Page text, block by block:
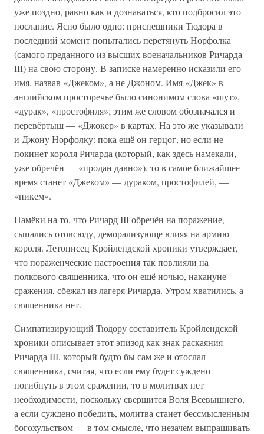
уже поздно, равно как и дознаваться, кто подбросил это
послание. Ясно было одно: приспешники Тюдора в
последний момент попытались перетянуть Норфолка
(самого преданного из высших военачальников Ричарда
III) на свою сторону. В записке намеренно исказили его
имя, назвав «Джеком», а не Джоном. Имя «Джек» в
английском просторечье было синонимом слова «шут»,
«дурак», «простофиля»; этим же словом обозначался и
перевёртыш — «Джокер» в картах. На это же указывали
и Джону Норфолку: пока ещё он герцог, но если не
покинет короля Ричарда (который, как здесь намекали,
уже обречён — «продан давно»), то в самое ближайшее
время станет «Джеком» — дураком, простофилей, —
«никем».
Намёки на то, что Ричард III обречён на поражение,
сыпались отовсюду, деморализующе влияя на армию
короля. Летописец Кройлендской хроники утверждает,
что пораженческие настроения так повлияли на
полкового священника, что он ещё ночью, накануне
сражения, сбежал из лагеря Ричарда. Утром хватились, а
священника нет.
Симпатизирующий Тюдору составитель Кройлендской
хроники описывает этот эпизод как знак раскаяния
Ричарда III, который будто бы сам же и отослал
священника, считая, что если ему будет суждено
погибнуть в этом сражении, то в молитвах нет
необходимости, поскольку свершится Воля Всевышнего,
а если суждено победить, молитва станет бессмысленным
богохульством — в том смысле, что незачем выпрашивать